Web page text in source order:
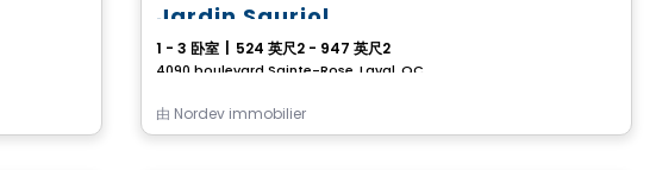
Jardin Sauriol
1 - 3 卧室 524 英尺2 - 947 英尺2
4090 boulevard Sainte-Rose, Laval, QC
由 Nordev immobilier
公寓 公寓